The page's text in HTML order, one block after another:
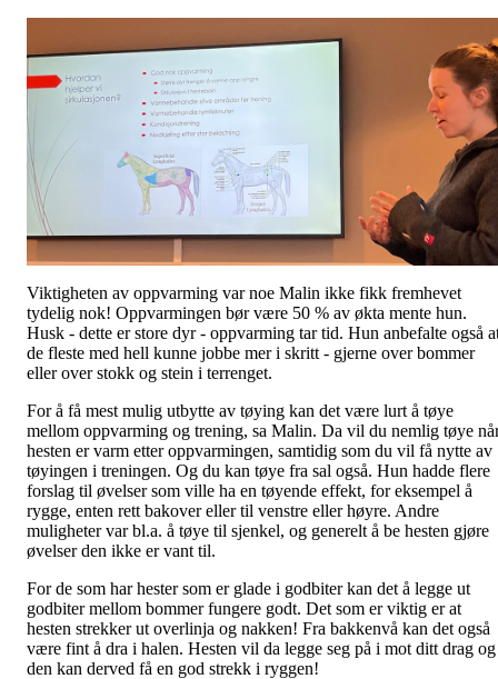
Viktigheten av oppvarming var noe Malin ikke fikk fremhevet
tydelig nok! Oppvarmingen bør være 50 % av økta mente hun.
Husk - dette er store dyr - oppvarming tar tid. Hun anbefalte også
de fleste med hell kunne jobbe mer i skritt - gjerne over bommer
eller over stokk og stein i terrenget.
For å få mest mulig utbytte av tøying kan det være lurt å tøye
mellom oppvarming og trening, sa Malin. Da vil du nemlig tøye
hesten er varm etter oppvarmingen, samtidig som du vil få nytte av
tøyingen i treningen. Og du kan tøye fra sal også. Hun hadde flere
forslag til øvelser som ville ha en tøyende effekt, for eksempel å
rygge, enten rett bakover eller til venstre eller høyre. Andre
muligheter var bl.a. å tøye til sjenkel, og generelt å be hesten gjøre
øvelser den ikke er vant til.
For de som har hester som er glade i godbiter kan det å legge ut
godbiter mellom bommer fungere godt. Det som er viktig er at
hesten strekker ut overlinja og nakken! Fra bakkenvå kan det også
være fint å dra i halen. Hesten vil da legge seg på i mot ditt drag og
den kan derved få en god strekk i ryggen!